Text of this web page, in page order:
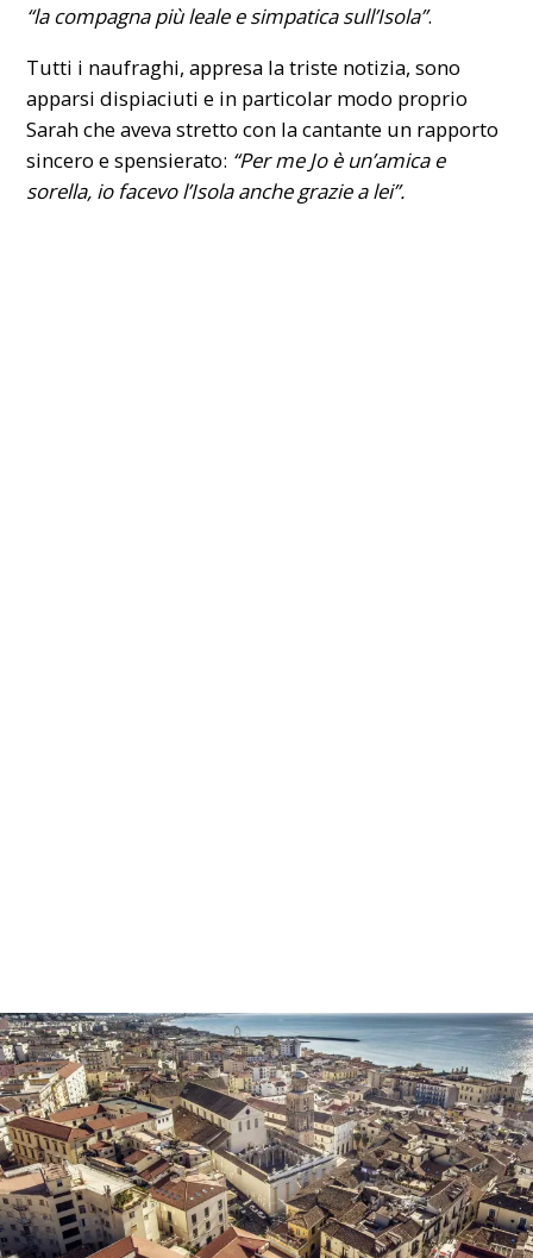
“la compagna più leale e simpatica sull’Isola”.
Tutti i naufraghi, appresa la triste notizia, sono
apparsi dispiaciuti e in particolar modo proprio
Sarah che aveva stretto con la cantante un rapporto
sincero e spensierato: “Per me Jo è un’amica e
sorella, io facevo l’Isola anche grazie a lei”.